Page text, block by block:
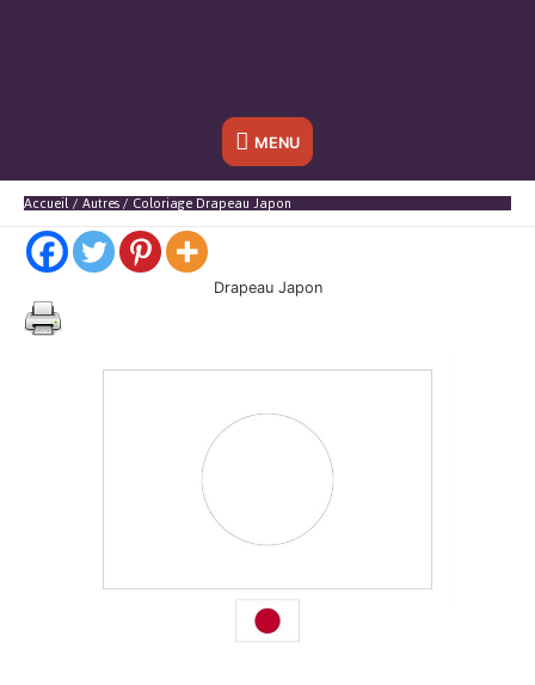
Sous
l'en-
MENU
Accueil Autres Coloriage Drapeau Japon
Drapeau Japon